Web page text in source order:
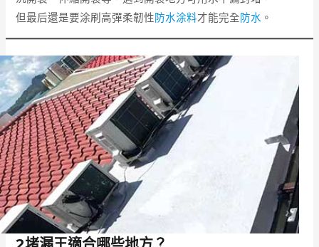
但最后還是要涂刷高彈柔韌性防水涂料才能完全防水 。